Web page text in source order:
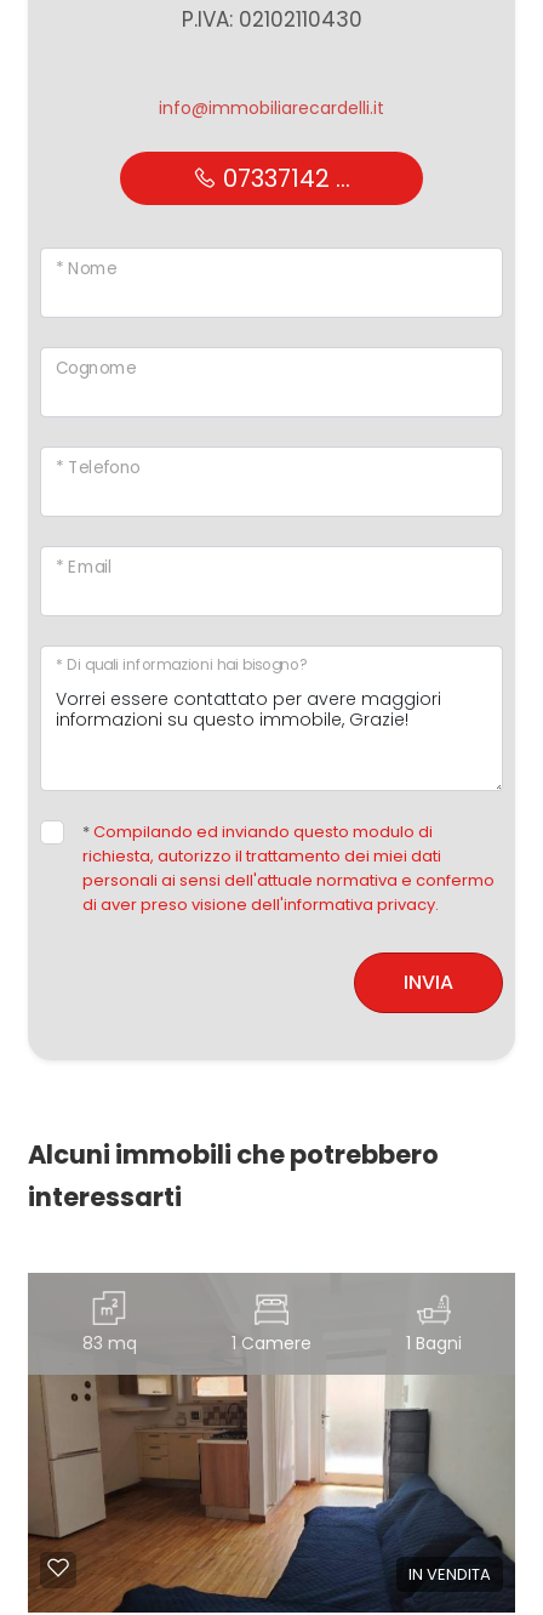
P.IVA: 02102110430
info@immobiliarecardelli.it
07337142 ...
* Nome
Cognome
* Telefono
* Email
* Di quali informazioni hai bisogno?
*Compilando ed inviando questo modulo di
richiesta, autorizzo il trattamento dei miei dati
personali ai sensi dell'attuale normativa e confermo
di aver preso visione dell'informativa privacy.
INVIA
Alcuni immobili che potrebbero
interessarti
83 mq 1 Camere 1 Bagni
IN VENDITA